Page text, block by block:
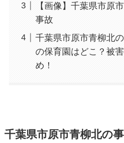
【画像】千葉県市原
事故
千葉県市原市青柳北
の保育園はどこ？被
め！
千葉県市原市青柳北の